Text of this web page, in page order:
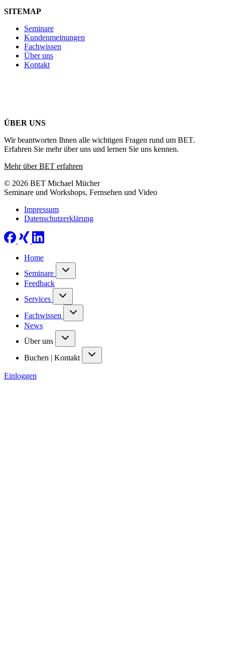
SITEMAP
Seminare
Kundenmeinungen
Fachwissen
Über uns
Kontakt
ÜBER UNS
Wir beantworten Ihnen alle wichtigen Fragen rund um BET.
Erfahren Sie mehr über uns und lernen Sie uns kennen.
Mehr über BET erfahren
© 2026 BET Michael Mücher
Seminare und Workshops, Fernsehen und Video
Impressum
Datenschutzerklärung
Home
Seminare
Feedback
Services
Fachwissen
News
Über uns
Buchen | Kontakt
Einloggen